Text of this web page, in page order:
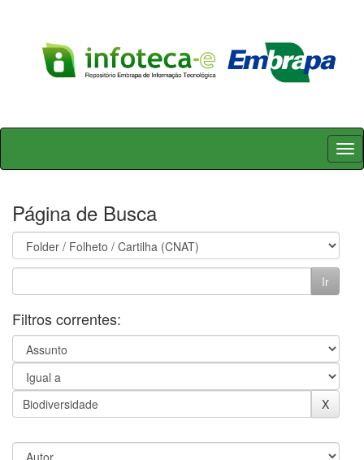
Skip
Página de Busca
Filtros correntes: